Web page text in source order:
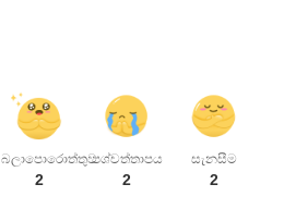
බලාපොරොත්තුව
2
පශ්චත්තාපය
2
සැනසීම
2